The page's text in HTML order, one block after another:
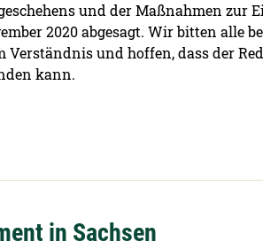
und der Maßnahmen zur
2020 abgesagt. Wir bitten alle
Verständnis und hoffen, dass der
kann.
in Sachsen